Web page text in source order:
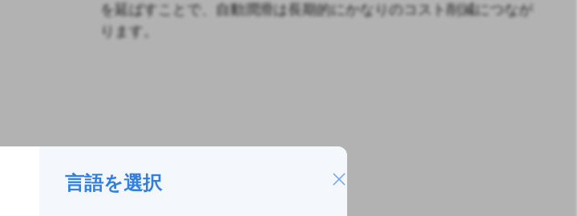
言語を選択
を延ばすことで、自動潤滑は長期的にかなりのコスト削減につなが
ります。